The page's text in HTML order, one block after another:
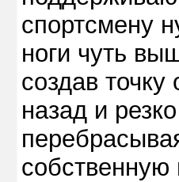
спортсмену
ноги чуть
создав точку
назад и
собственную